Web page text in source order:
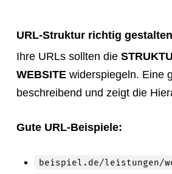
URL-Struktur richtig gestalten
Ihre URLs sollten die
WEBSITEwiderspiegeln. Eine
beschreibend und zeigt die
Gute URL-Beispiele:
beispiel.de/leistungen/